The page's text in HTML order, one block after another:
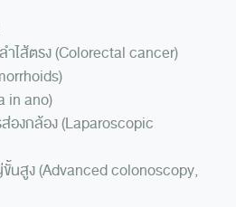
ำไส้ตรง (Colorectal cancer)
in ano)
องกล้อง (Laparoscopic
นสูง (Advanced colonoscopy,